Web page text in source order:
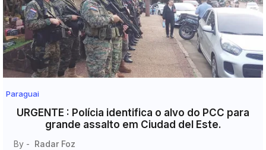
Paraguai
URGENTE : Polícia identifica o alvo do PCC para
grande assalto em Ciudad del Este.
By - Radar Foz